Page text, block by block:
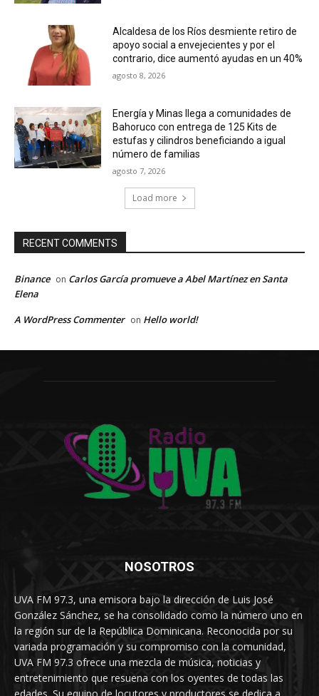
Alcaldesa de los Ríos desmiente retiro de
apoyo social a envejecientes y por el
contrario, dice aumentó ayudas en un 40%
agosto 8, 2026
Energía y Minas llega a comunidades de
Bahoruco con entrega de 125 Kits de
estufas y cilindros beneficiando a igual
número de familias
agosto 7, 2026
Load more
RECENT COMMENTS
Binance on Carlos García promueve a Abel Martínez en Santa
Elena
A WordPress Commenter on Hello world!
NOSOTROS
UVA FM 97.3, una emisora bajo la dirección de Luis José
González Sánchez, se ha consolidado como la número uno en
la región sur de la República Dominicana. Reconocida por su
variada programación y su compromiso con la comunidad,
UVA FM 97.3 ofrece una mezcla de música, noticias y
entretenimiento que resuena con los oyentes de todas las